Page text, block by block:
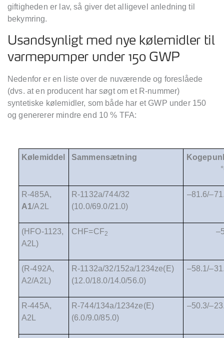
giftigheden er lav, så giver det alligevel anledning til
bekymring.
Usandsynligt med nye kølemidler til
varmepumper under 150 GWP
Nedenfor er en liste over de nuværende og foreslåede
(dvs. at en producent har søgt om et R-nummer)
syntetiske kølemidler, som både har et GWP under 150
og genererer mindre end 10 % TFA:
Kølemiddel Sammensætning
°
R-485A,
A1/A2L
R-1132a/744/32
(10.0/69.0/21.0)
–81.6/
(HFO-1123,
A2L)
CHF=CF2
(R-492A,
A2/A2L)
R-1132a/32/152a/1234ze(E)
(12.0/18.0/14.0/56.0)
–58.1/
R-445A,
A2L
R-744/134a/1234ze(E)
(6.0/9.0/85.0)
–50.3/